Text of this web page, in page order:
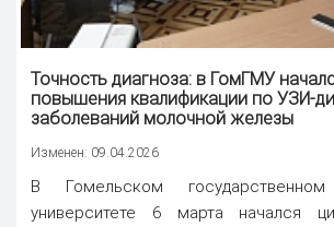
Точность диагноза: в ГомГМУ
повышения квалификации по УЗИ-
заболеваний молочной железы
Изменен: 09.04.2026
В Гомельском
университете 6 марта начался